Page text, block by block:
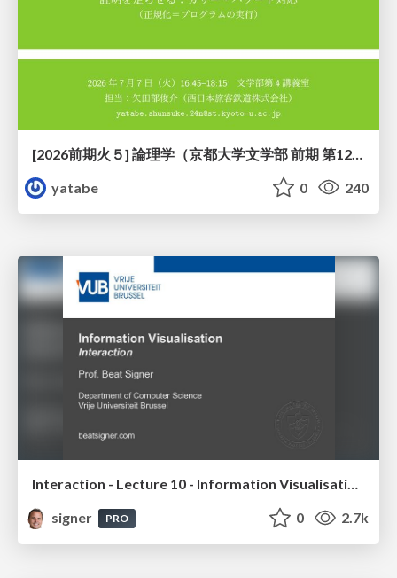
yatabe
0 240
Interaction - Lecture 10 - Information Visualisation (4019538FNR)
signer
PRO 0 2.7k